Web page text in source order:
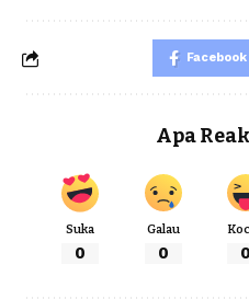
Facebook
Apa
Suka
0
Galau
0 0